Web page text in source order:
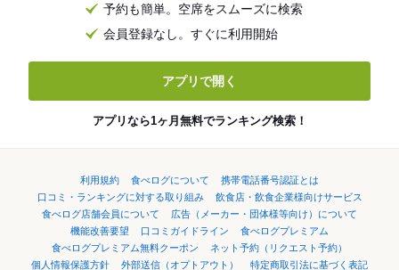
予約も簡単。空席をスムーズに検索
会員登録なし。すぐに利用開始
アプリで開く
アプリなら1ヶ月無料でランキング検索！
利用規約 食べログについて
携帯電話番号認証とは
口コミ・ランキングに対する取り組み
飲食店・飲食企業様向けサービス
食べログ店舗会員について
広告（メーカー・団体様等向け）について
機能改善要望
口コミガイドライン
食べログプレミアム
食べログプレミアム無料クーポン
ネット予約（リクエスト予約）
個人情報保護方針
外部送信（オプトアウト） 特定商取引法に基づく表記